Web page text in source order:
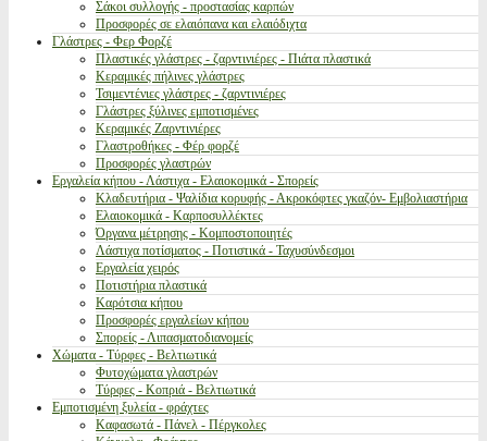
Σάκοι συλλογής - προστασίας καρπών
Προσφορές σε ελαιόπανα και ελαιόδιχτα
Γλάστρες - Φερ Φορζέ
Πλαστικές γλάστρες - ζαρντινιέρες - Πιάτα πλαστικά
Κεραμικές πήλινες γλάστρες
Τσιμεντένιες γλάστρες - ζαρντινιέρες
Γλάστρες ξύλινες εμποτισμένες
Κεραμικές Ζαρντινιέρες
Γλαστροθήκες - Φέρ φορζέ
Προσφορές γλαστρών
Εργαλεία κήπου - Λάστιχα - Ελαιοκομικά - Σπορείς
Κλαδευτήρια - Ψαλίδια κορυφής - Ακροκόφτες γκαζόν- Εμβολιαστήρια
Ελαιοκομικά - Καρποσυλλέκτες
Όργανα μέτρησης - Κομποστοποιητές
Λάστιχα ποτίσματος - Ποτιστικά - Ταχυσύνδεσμοι
Εργαλεία χειρός
Ποτιστήρια πλαστικά
Καρότσια κήπου
Προσφορές εργαλείων κήπου
Σπορείς - Λιπασματοδιανομείς
Χώματα - Τύρφες - Βελτιωτικά
Φυτοχώματα γλαστρών
Τύρφες - Κοπριά - Βελτιωτικά
Εμποτισμένη ξυλεία - φράχτες
Καφασωτά - Πάνελ - Πέργκολες